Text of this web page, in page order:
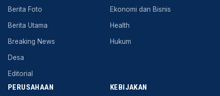
Berita Foto
Berita Utama
Breaking News
Desa
Editorial
Ekonomi dan Bisnis
Health
Hukum
PERUSAHAAN KEBIJAKAN